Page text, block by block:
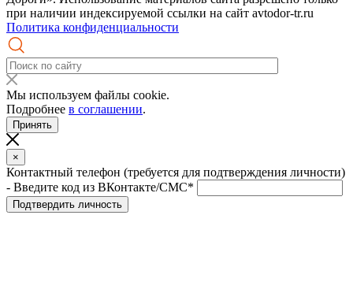
при наличии индексируемой ссылки на сайт avtodor-tr.ru
Политика конфиденциальности
Мы используем файлы cookie.
Подробнее в соглашении.
Принять
×
Контактный телефон (требуется для подтверждения личности)
- Введите код из ВКонтакте/СМС*
Подтвердить личность